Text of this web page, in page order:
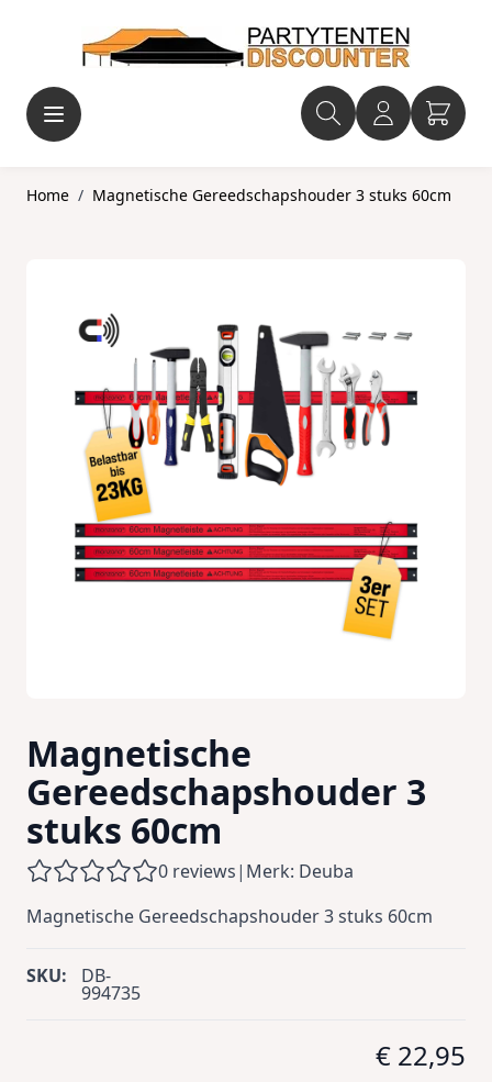
Home / Magnetische Gereedschapshouder 3 stuks 60cm
Magnetische
Gereedschapshouder 3
stuks 60cm
0 reviews| Merk: Deuba
Magnetische Gereedschapshouder 3 stuks 60cm
SKU: DB-
994735
€ 22,95